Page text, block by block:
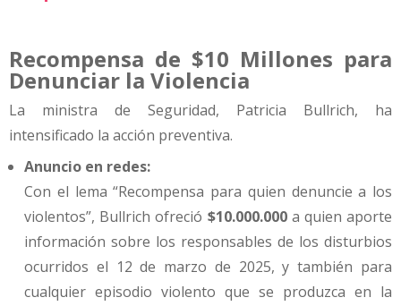
Recompensa de $10 Millones para
Denunciar la Violencia
La ministra de Seguridad, Patricia Bullrich, ha
intensificado la acción preventiva.
Anuncio en redes:
Con el lema “Recompensa para quien denuncie a los
violentos”, Bullrich ofreció $10.000.000a quien aporte
información sobre los responsables de los disturbios
ocurridos el 12 de marzo de 2025, y también para
cualquier episodio violento que se produzca en la